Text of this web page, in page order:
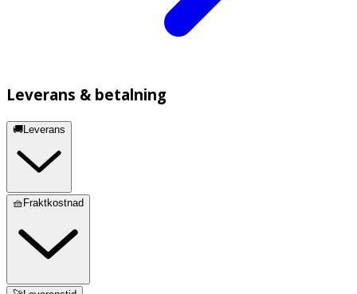
Leverans & betalning
🚚Leverans
🧺Fraktkostnad